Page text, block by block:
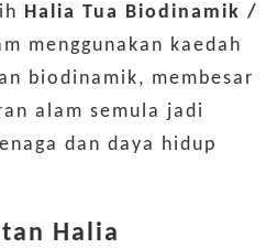
Halia Tua Biodinamik /
menggunakan kaedah
biodinamik, membesar
alam semula jadi
dan daya hidup
Halia